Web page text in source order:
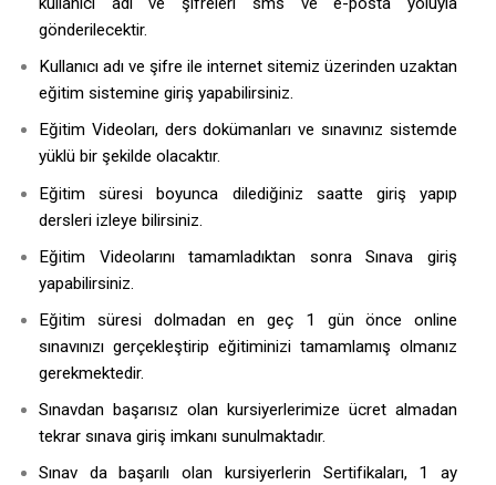
gönderilecektir.
Kullanıcı adı ve şifre ile internet sitemiz üzerinden uzaktan
eğitim sistemine giriş yapabilirsiniz.
Eğitim Videoları, ders dokümanları ve sınavınız sistemde
yüklü bir şekilde olacaktır.
Eğitim süresi boyunca dilediğiniz saatte giriş yapıp
dersleri izleye bilirsiniz.
Eğitim Videolarını tamamladıktan sonra Sınava giriş
yapabilirsiniz.
Eğitim süresi dolmadan en geç 1 gün önce online
sınavınızı gerçekleştirip eğitiminizi tamamlamış olmanız
gerekmektedir.
Sınavdan başarısız olan kursiyerlerimize ücret almadan
tekrar sınava giriş imkanı sunulmaktadır.
Sınav da başarılı olan kursiyerlerin Sertifikaları, 1 ay